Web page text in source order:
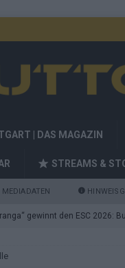
| DAS MAGAZIN
STREAMS &
MEDIADATEN
gewinnt den ESC 2026:
Lordi: Das sind die Showacts